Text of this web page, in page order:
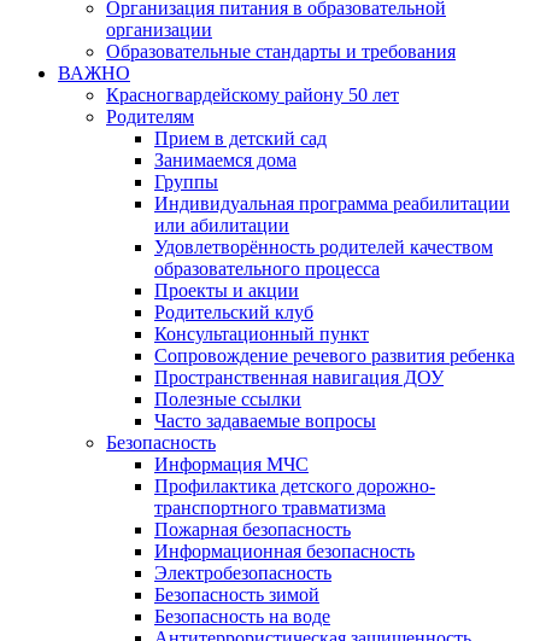
Организация питания в образовательной
организации
Образовательные стандарты и требования
ВАЖНО
Красногвардейскому району 50 лет
Родителям
Прием в детский сад
Занимаемся дома
Группы
Индивидуальная программа реабилитации
или абилитации
Удовлетворённость родителей качеством
образовательного процесса
Проекты и акции
Родительский клуб
Консультационный пункт
Сопровождение речевого развития ребенка
Пространственная навигация ДОУ
Полезные ссылки
Часто задаваемые вопросы
Безопасность
Информация МЧС
Профилактика детского дорожно-
транспортного травматизма
Пожарная безопасность
Информационная безопасность
Электробезопасность
Безопасность зимой
Безопасность на воде